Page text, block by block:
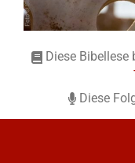
Diese
Diese